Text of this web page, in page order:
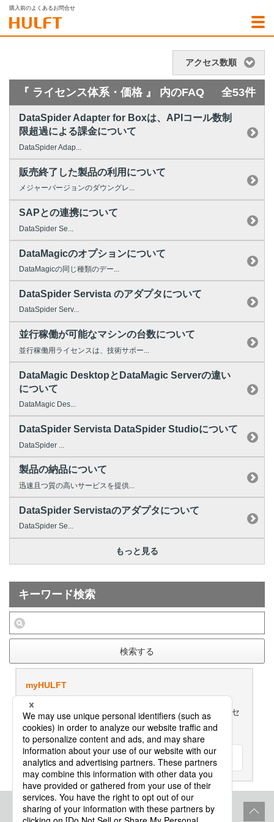
購入前のよくあるお問合せ
アクセス数順
『 ライセンス体系・価格 』 内のFAQ 全53件
DataSpider Adapter for Boxは、APIコール数制
限超過による課金について
DataSpider Adap...
販売終了した製品の利用について
メジャーバージョンのダウングレ...
SAPとの連携について
DataSpider Se...
DataMagicのオプションについて
DataMagicの同じ種類のデー...
DataSpider Servista のアダプタについて
DataSpider Serv...
並行稼働が可能なマシンの台数について
並行稼働用ライセンスは、技術サポー...
DataMagic DesktopとDataMagic Serverの違い
について
DataMagic Des...
DataSpider Servista DataSpider Studioについて
DataSpider ...
製品の納品について
迅速且つ質の高いサービスを提供...
DataSpider Servistaのアダプタについて
DataSpider Se...
もっと見る
キーワード検索
検索する
myHULFT
評価版ダウンロード、ご利用製品のライセンス管理、セ
ミナー/研修のお申込み、各種お問合せはこちらから
ログイン